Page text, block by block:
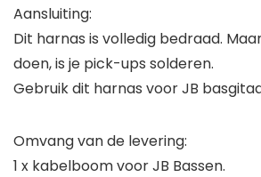
Aansluiting:
Dit harnas is volledig bedraad.
doen, is je pick-ups solderen.
Gebruik dit harnas voor JB
Omvang van de levering:
1 x kabelboom voor JB Bassen.